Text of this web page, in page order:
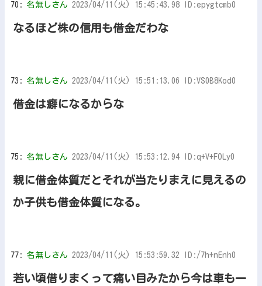
70: 名無しさん 2023/04/11(火) 15:45:43.98 ID:epygtcmb0
なるほど株の信用も借金だわな
73: 名無しさん 2023/04/11(火) 15:51:13.06 ID:VS0B8Kod0
借金は癖になるからな
75: 名無しさん 2023/04/11(火) 15:53:12.94 ID:q+V+FOLy0
親に借金体質だとそれが当たりまえに見えるの
か子供も借金体質になる。
77: 名無しさん 2023/04/11(火) 15:53:59.32 ID:/7h+nEnh0
若い頃借りまくって痛い目みたから今は車も一